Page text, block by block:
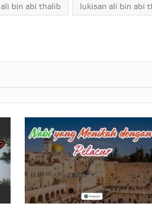
bin abi thalib lukisan ali bin abi